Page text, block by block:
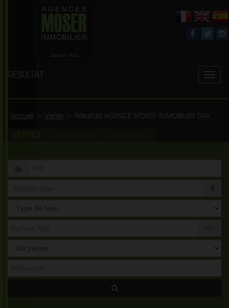
RÉSULTAT
Accueil Vente Résultats AGENCE MOSER IMMOBILIER DAX
Type